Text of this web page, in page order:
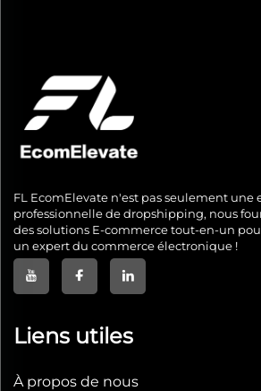
FL EcomElevate n'est pas seulement une
professionnelle de dropshipping, nous
des solutions E-commerce tout-en-un
un expert du commerce électronique !
Liens utiles
À propos de nous